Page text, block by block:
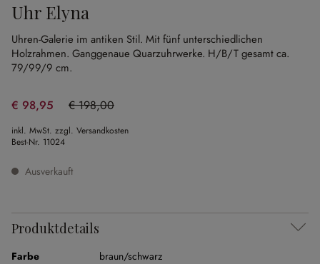
Uhr Elyna
Uhren-Galerie im antiken Stil. Mit fünf unterschiedlichen
Holzrahmen. Ganggenaue Quarzuhrwerke. H/B/T gesamt ca.
79/99/9 cm.
€ 98,95 € 198,00
(50.03% gespart)
inkl. MwSt. zzgl. Versandkosten
Best-Nr. 11024
Ausverkauft
Produktdetails
Farbe
braun/schwarz